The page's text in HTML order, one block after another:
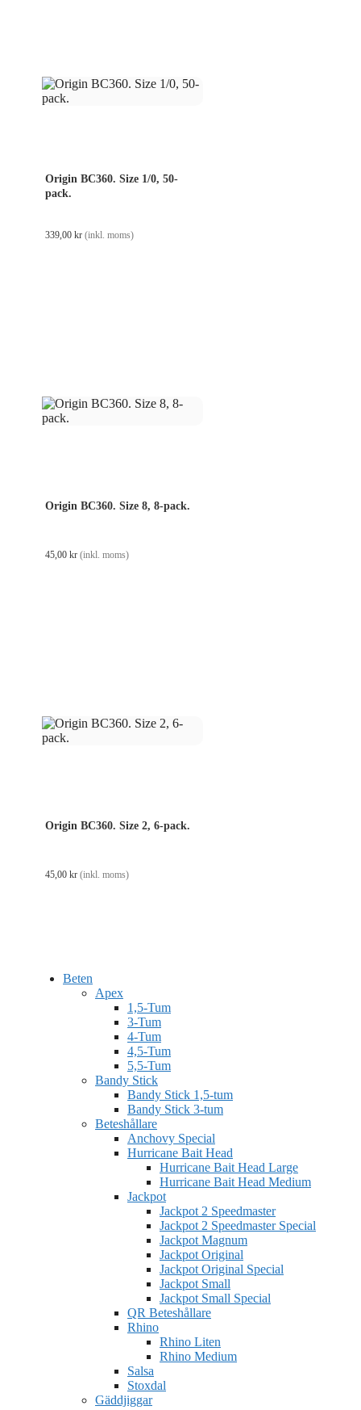
Origin BC360. Size 1/0, 50-
pack.
339,00 kr (inkl. moms)
Origin BC360. Size 8, 8-pack.
45,00 kr (inkl. moms)
Origin BC360. Size 2, 6-pack.
45,00 kr (inkl. moms)
Beten
Apex
1,5-Tum
3-Tum
4-Tum
4,5-Tum
5,5-Tum
Bandy Stick
Bandy Stick 1,5-tum
Bandy Stick 3-tum
Beteshållare
Anchovy Special
Hurricane Bait Head
Hurricane Bait Head Large
Hurricane Bait Head Medium
Jackpot
Jackpot 2 Speedmaster
Jackpot 2 Speedmaster Special
Jackpot Magnum
Jackpot Original
Jackpot Original Special
Jackpot Small
Jackpot Small Special
QR Beteshållare
Rhino
Rhino Liten
Rhino Medium
Salsa
Stoxdal
Gäddjiggar